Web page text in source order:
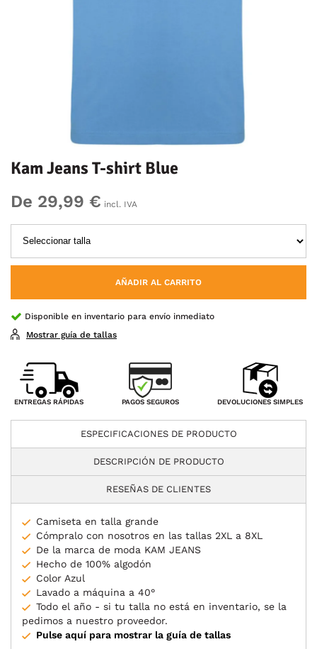
Kam Jeans T-shirt Blue
De 29,99 € incl. IVA
AÑADIR AL CARRITO
Disponible en inventario para envío inmediato
Mostrar guía de tallas
ENTREGAS RÁPIDAS PAGOS SEGUROS DEVOLUCIONES SIMPLES
ESPECIFICACIONES DE PRODUCTO
DESCRIPCIÓN DE PRODUCTO
RESEÑAS DE CLIENTES
Camiseta en talla grande
Cómpralo con nosotros en las tallas 2XL a 8XL
De la marca de moda KAM JEANS
Hecho de 100% algodón
Color Azul
Lavado a máquina a 40°
Todo el año - si tu talla no está en inventario, se la
pedimos a nuestro proveedor.
Pulse aquí para mostrar la guía de tallas